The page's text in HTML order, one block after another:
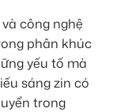
công nghệ
phân khúc
yếu tố mà
sáng zin có
trong